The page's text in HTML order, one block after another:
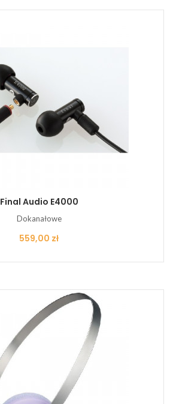
Final Audio E4000
Dokanałowe
Cena
559,00 zł